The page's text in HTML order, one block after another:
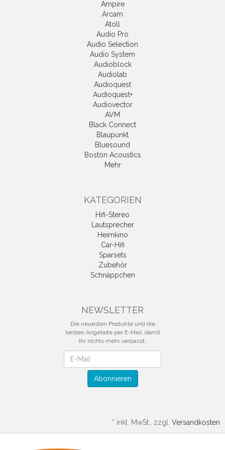
Ampire
Arcam
Atoll
Audio Pro
Audio Selection
Audio System
Audioblock
Audiolab
Audioquest
Audioquest+
Audiovector
AVM
Black Connect
Blaupunkt
Bluesound
Boston Acoustics
Mehr
KATEGORIEN
Hifi-Stereo
Lautsprecher
Heimkino
Car-Hifi
Sparsets
Zubehör
Schnäppchen
NEWSLETTER
Die neuesten Produkte und die
besten Angebote per E-Mail, damit
Ihr nichts mehr verpasst.
Abonnieren
* inkl. MwSt., zzgl. Versandkosten